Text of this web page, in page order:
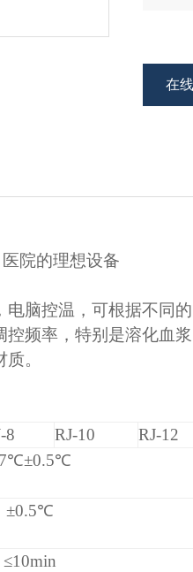
在
医院的理想设备
电脑控温，可根据不同
频率，特别是溶化血浆
。
8 RJ-10 RJ-12
℃±0.5℃
±0.5℃
≤10min